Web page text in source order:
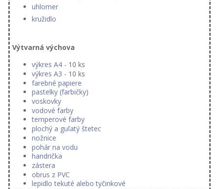
uhlomer
kružidlo
Výtvarná výchova
výkres A4 - 10 ks
výkres A3 - 10 ks
farebné papiere
pastelky (farbičky)
voskovky
vodové farby
temperové farby
plochý a guľatý štetec
nožnice
pohár na vodu
handrička
zástera
obrus z PVC
lepidlo tekuté alebo tyčinkové